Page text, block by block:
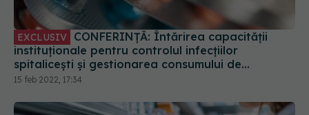
EXCLUSIV
instituționale pentru controlul infecțiilor
spitalicești și gestionarea consumului de
antibiotice. VIDEO
15 feb 2022, 17:34